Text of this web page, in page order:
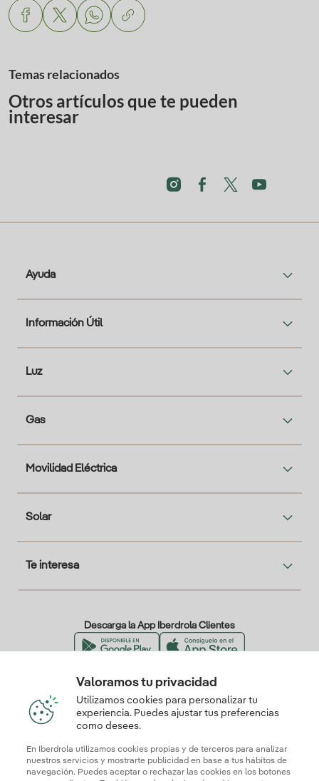
Temas relacionados
Otros artículos que te pueden
interesar
Ayuda
Información Útil
Luz
Gas
Movilidad Eléctrica
Solar
Te interesa
Descarga la App Iberdrola Clientes
Nuestros certificados de confianza
Valoramos tu privacidad
Utilizamos cookies para personalizar tu
experiencia. Puedes ajustar tus preferencias
como desees.
En Iberdrola utilizamos cookies propias y de terceros para analizar
nuestros servicios y mostrarte publicidad en base a tus hábitos de
navegación. Puedes aceptar o rechazar las cookies en los botones